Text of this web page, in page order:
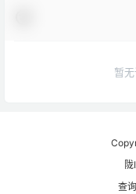
暂
查